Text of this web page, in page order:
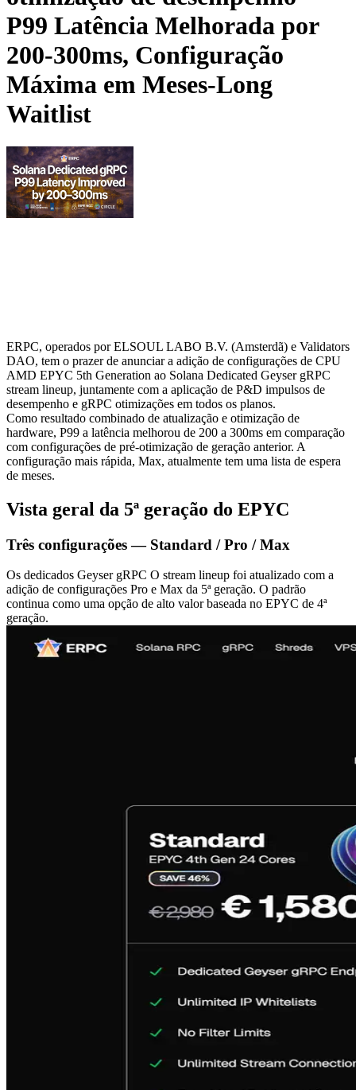
P99 Latência Melhorada por
200-300ms, Configuração
Máxima em Meses-Long
Waitlist
ERPC, operados por ELSOUL LABO B.V. (Amsterdã) e Validators
DAO, tem o prazer de anunciar a adição de configurações de CPU
AMD EPYC 5th Generation ao Solana Dedicated Geyser gRPC
stream lineup, juntamente com a aplicação de P&D impulsos de
desempenho e gRPC otimizações em todos os planos.
Como resultado combinado de atualização e otimização de
hardware, P99 a latência melhorou de 200 a 300ms em comparação
com configurações de pré-otimização de geração anterior. A
configuração mais rápida, Max, atualmente tem uma lista de espera
de meses.
Vista geral da 5ª geração do EPYC
Três configurações — Standard / Pro / Max
Os dedicados Geyser gRPC O stream lineup foi atualizado com a
adição de configurações Pro e Max da 5ª geração. O padrão
continua como uma opção de alto valor baseada no EPYC de 4ª
geração.